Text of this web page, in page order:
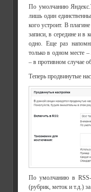
По умолчанию
лишь один
кого устроит. В
записи, в середине и в
одно. Еще раз
только в одном месте
– в противном случае
Теперь продвинутые
По умолчанию в RSS-
(рубрик, меток и т.д.)